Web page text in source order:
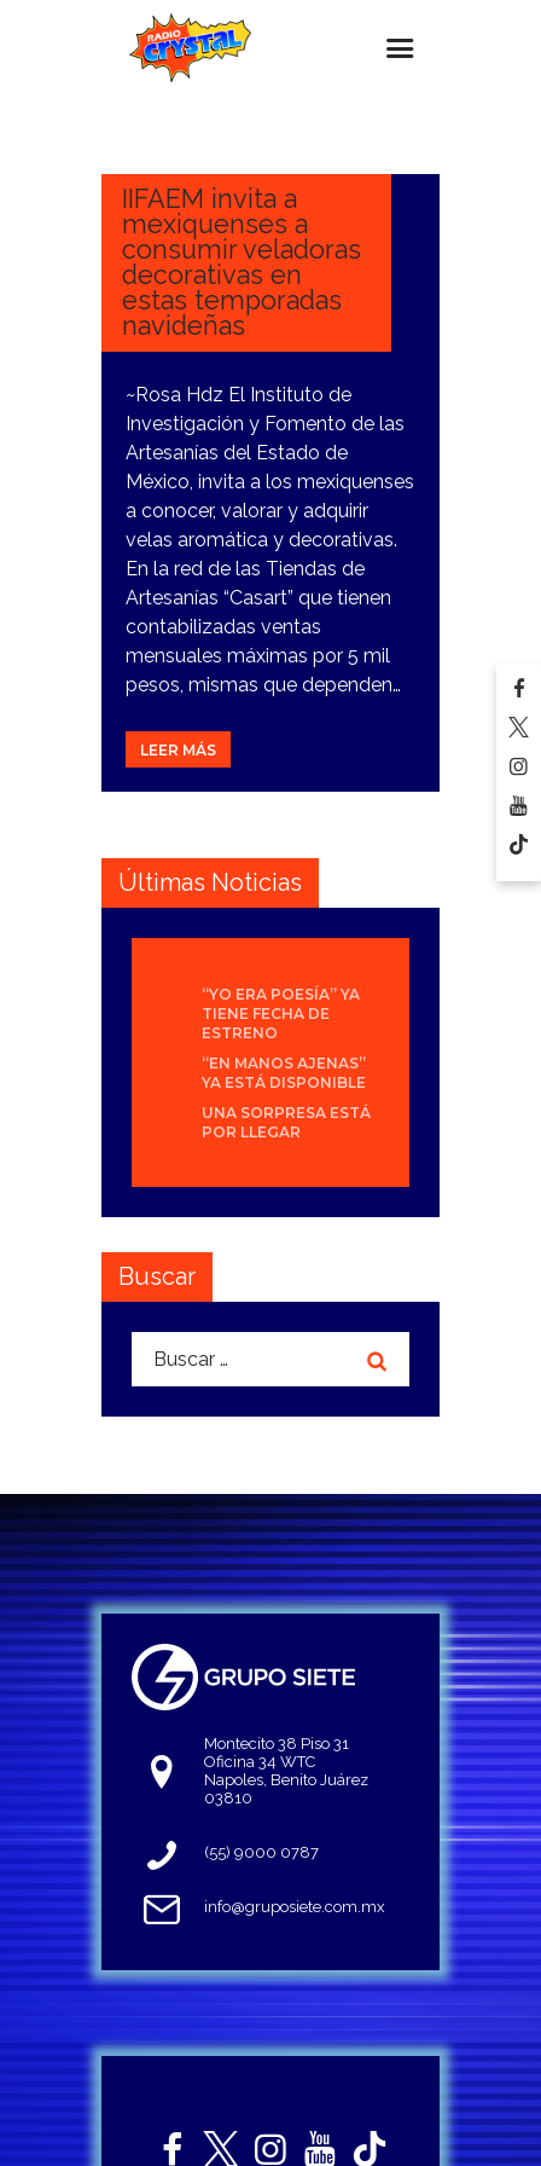
Estaciones
Eventos
Promociones
Noticias
Para ti
Contacto
IIFAEM invita a
mexiquenses a
consumir veladoras
decorativas en
estas temporadas
navideñas
~Rosa Hdz El Instituto de
Investigación y Fomento de las
Artesanías del Estado de
México, invita a los mexiquenses
a conocer, valorar y adquirir
velas aromática y decorativas.
En la red de las Tiendas de
Artesanías “Casart” que tienen
contabilizadas ventas
mensuales máximas por 5 mil
pesos, mismas que dependen…
LEER MÁS
Últimas Noticias
“YO ERA POESÍA” YA
TIENE FECHA DE
ESTRENO
“EN MANOS AJENAS”
YA ESTÁ DISPONIBLE
UNA SORPRESA ESTÁ
POR LLEGAR
Buscar
Buscar:
Montecito 38 Piso 31
Oficina 34 WTC
Napoles, Benito Juárez
03810
(55) 9000 0787
info@gruposiete.com.mx